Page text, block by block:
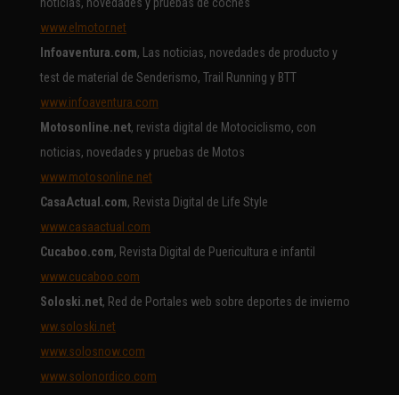
noticias, novedades y pruebas de coches
www.elmotor.net
Infoaventura.com, Las noticias, novedades de producto y
test de material de Senderismo, Trail Running y BTT
www.infoaventura.com
Motosonline.net, revista digital de Motociclismo, con
noticias, novedades y pruebas de Motos
www.motosonline.net
CasaActual.com, Revista Digital de Life Style
www.casaactual.com
Cucaboo.com, Revista Digital de Puericultura e infantil
www.cucaboo.com
Soloski.net, Red de Portales web sobre deportes de invierno
ww.soloski.net
www.solosnow.com
www.solonordico.com